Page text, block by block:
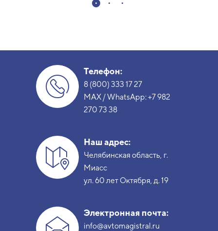
Телефон:
8 (800) 333 17 27
MAX / WhatsApp:+7 982
270 73 38
Наш адрес:
Челябинская область, г.
Миасс
ул. 60 лет Октября, д. 19
Электронная почта:
info@avtomagistral.ru